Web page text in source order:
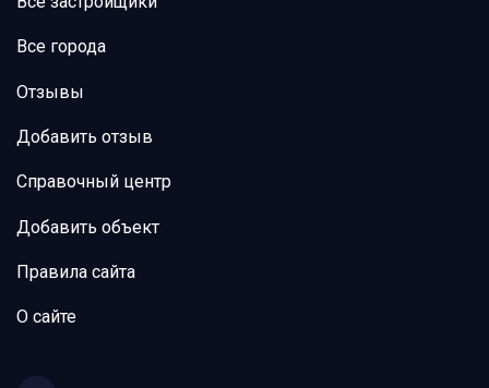
Все города
Отзывы
Добавить отзыв
Справочный центр
Добавить объект
Правила сайта
О сайте